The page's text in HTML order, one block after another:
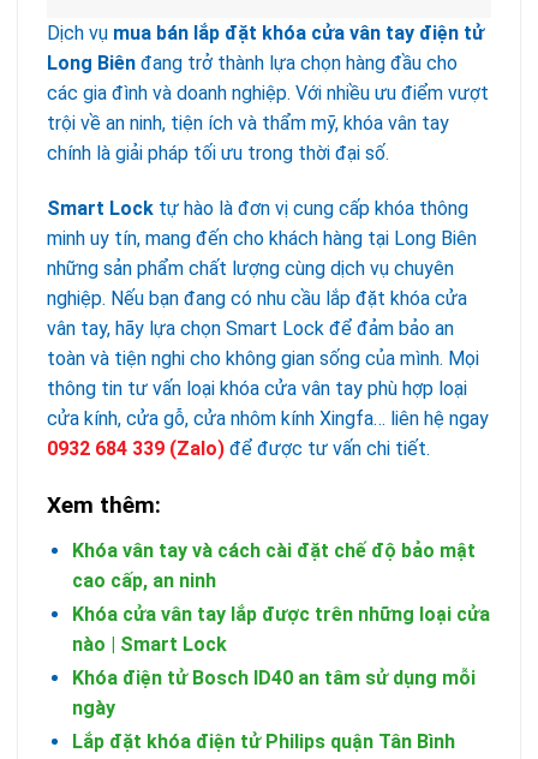
Dịch vụ mua bán lắp đặt khóa cửa vân tay điện tử
Long Biên đang trở thành lựa chọn hàng đầu cho
các gia đình và doanh nghiệp. Với nhiều ưu điểm vượt
trội về an ninh, tiện ích và thẩm mỹ, khóa vân tay
chính là giải pháp tối ưu trong thời đại số.
Smart Lock tự hào là đơn vị cung cấp khóa thông
minh uy tín, mang đến cho khách hàng tại Long Biên
những sản phẩm chất lượng cùng dịch vụ chuyên
nghiệp. Nếu bạn đang có nhu cầu lắp đặt khóa cửa
vân tay, hãy lựa chọn Smart Lock để đảm bảo an
toàn và tiện nghi cho không gian sống của mình. Mọi
thông tin tư vấn loại khóa cửa vân tay phù hợp loại
cửa kính, cửa gỗ, cửa nhôm kính Xingfa… liên hệ ngay
0932 684 339 (Zalo) để được tư vấn chi tiết.
Xem thêm:
Khóa vân tay và cách cài đặt chế độ bảo mật
cao cấp, an ninh
Khóa cửa vân tay lắp được trên những loại cửa
nào | Smart Lock
Khóa điện tử Bosch ID40 an tâm sử dụng mỗi
ngày
Lắp đặt khóa điện tử Philips quận Tân Bình